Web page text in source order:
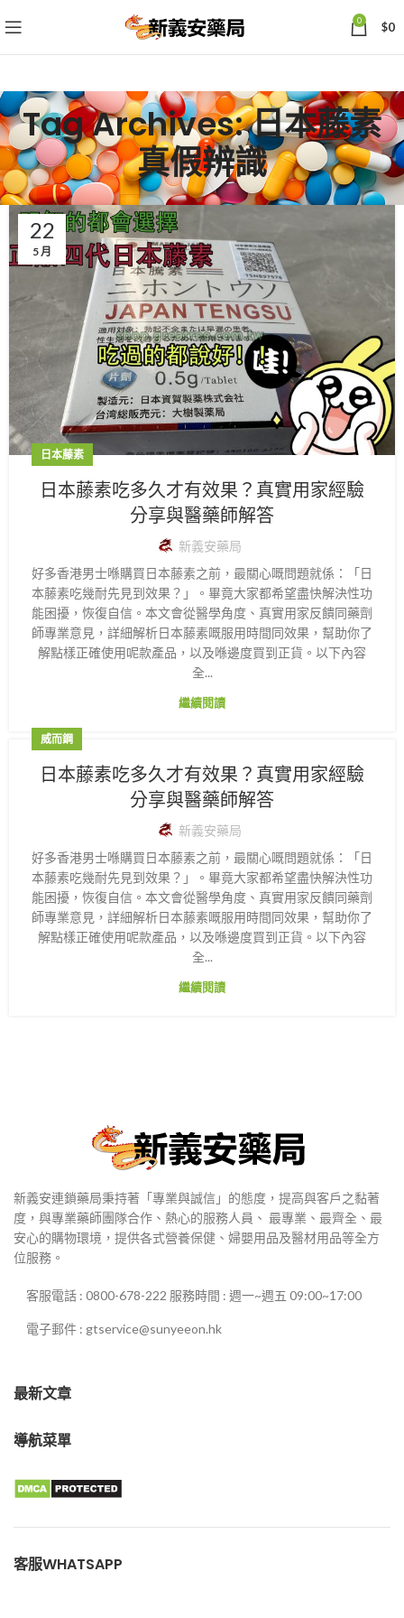
0 $0
Tag Archives: 日本藤素
真假辨識
22
5 月
日本藤素
日本藤素吃多久才有效果？真實用家經驗
分享與醫藥師解答
新義安藥局
好多香港男士喺購買日本藤素之前，最關心嘅問題就係：「日
本藤素吃幾耐先見到效果？」。畢竟大家都希望盡快解決性功
能困擾，恢復自信。本文會從醫學角度、真實用家反饋同藥劑
師專業意見，詳細解析日本藤素嘅服用時間同效果，幫助你了
解點樣正確使用呢款產品，以及喺邊度買到正貨。以下內容
全...
繼續閱讀
威而鋼
日本藤素吃多久才有效果？真實用家經驗
分享與醫藥師解答
新義安藥局
好多香港男士喺購買日本藤素之前，最關心嘅問題就係：「日
本藤素吃幾耐先見到效果？」。畢竟大家都希望盡快解決性功
能困擾，恢復自信。本文會從醫學角度、真實用家反饋同藥劑
師專業意見，詳細解析日本藤素嘅服用時間同效果，幫助你了
解點樣正確使用呢款產品，以及喺邊度買到正貨。以下內容
全...
繼續閱讀
新義安連鎖藥局秉持著「專業與誠信」的態度，提高與客戶之黏著
度，與專業藥師團隊合作、熱心的服務人員、 最專業、最齊全、最
安心的購物環境，提供各式營養保健、婦嬰用品及醫材用品等全方
位服務。
客服電話 : 0800-678-222 服務時間 : 週一~週五 09:00~17:00
電子郵件 : gtservice@sunyeeon.hk
最新文章
導航菜單
客服WHATSAPP